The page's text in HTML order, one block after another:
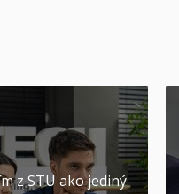
z STU ako jediný